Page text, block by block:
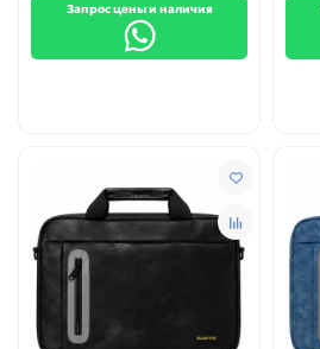
Запрос цены и наличия